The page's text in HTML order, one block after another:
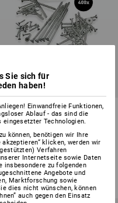
SETPREIS -15%
Set"5-
-Plus
Senkopf, vz
Variante
€44,28 €
MwSt.)
Sie sich für
haben!
Einwandfreie Funktionen,
Ablauf - das sind die
eingesetzter Technologien.
können, benötigen wir Ihre
klicken, werden wir
Verfahren
Internetseite sowie Daten
insbesondere zu folgenden
Angebote und
Marktforschung sowie
dies nicht wünschen, können
auch gegen den Einsatz